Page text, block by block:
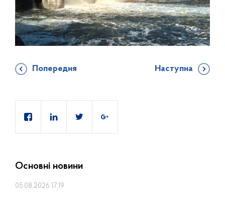
Попередня Наступна
Основні новини
05.08.2026 17:19